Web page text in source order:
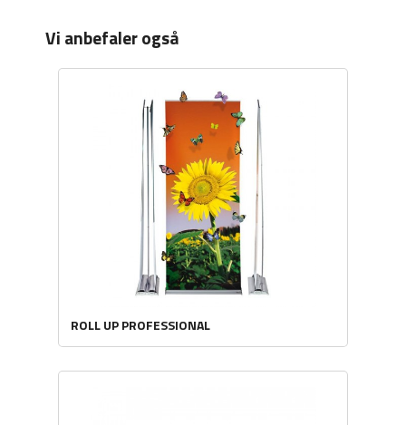
Vi anbefaler også
ROLL UP PROFESSIONAL